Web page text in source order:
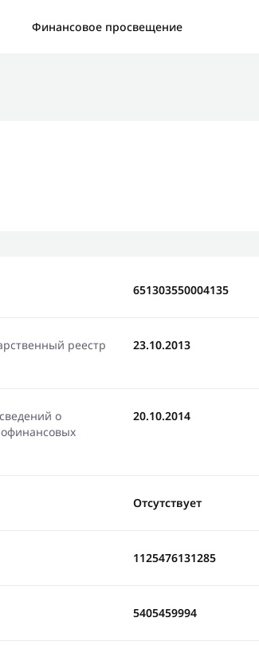
Финансовое просвещение
651303550004135
реестр
23.10.2013
о
20.10.2014
Отсутствует
1125476131285
5405459994
форма не найдена.